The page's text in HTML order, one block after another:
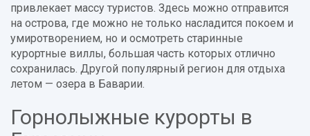
привлекает массу туристов. Здесь можно отправится
на острова, где можно не только насладится покоем и
умиротворением, но и осмотреть старинные
курортные виллы, большая часть которых отлично
сохранилась. Другой популярный регион для отдыха
летом — озера в Баварии.
Горнолыжные курорты в